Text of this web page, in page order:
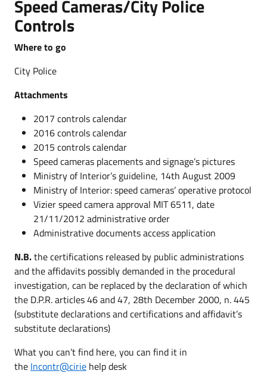
Speed Cameras/City Police
Controls
Where to go
City Police
Attachments
2017 controls calendar
2016 controls calendar
2015 controls calendar
Speed cameras placements and signage’s pictures
Ministry of Interior’s guideline, 14th August 2009
Ministry of Interior: speed cameras’ operative protocol
Vizier speed camera approval MIT 6511, date
21/11/2012 administrative order
Administrative documents access application
N.B.the certifications released by public administrations
and the affidavits possibly demanded in the procedural
investigation, can be replaced by the declaration of which
the D.P.R. articles 46 and 47, 28th December 2000, n. 445
(substitute declarations and certifications and affidavit’s
substitute declarations)
What you can’t find here, you can find it in
the Incontr@cirie help desk